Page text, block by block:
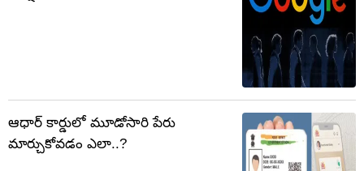
ఆధార్ కార్డులో మూడోసారి పేరు
మార్చుకోవడం ఎలా..?